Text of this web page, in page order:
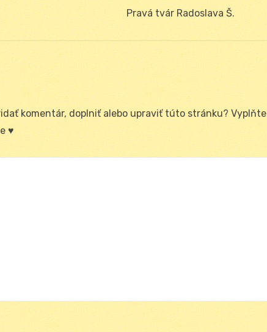
Next
Pravá tvár Radoslava Š.
komentár, doplniť alebo upraviť túto stránku? Vyplňte
♥